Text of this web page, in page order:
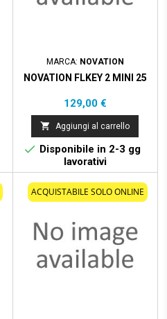
MARCA: NOVATION
NOVATION FLKEY 2 MINI 25
Prezzo
129,00 €
 Aggiungi al carrello
 Disponibile in 2-3 gg
lavorativi
ACQUISTABILE SOLO ONLINE